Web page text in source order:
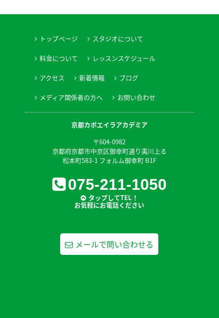
トップページ スタジオについて
料金について レッスンスケジュール
アクセス 新着情報 ブログ
メディア関係者の方へ お問い合わせ
京都カポエイラアカデミア
〒604-0982
京都府京都市中京区御幸町通り夷川上る
松本町583-1 フォルム御幸町 B1F
075-211-1050
タップしてTEL！
お気軽にお電話ください
メールで問い合わせる